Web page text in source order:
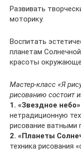
Развивать
моторику.
Воспитать
планетам
красоты
Мастер-класс «Я
рисованию состоит
1. «Звездное
нетрадиционную
рисование ватными
2. «Планеты
техника рисования